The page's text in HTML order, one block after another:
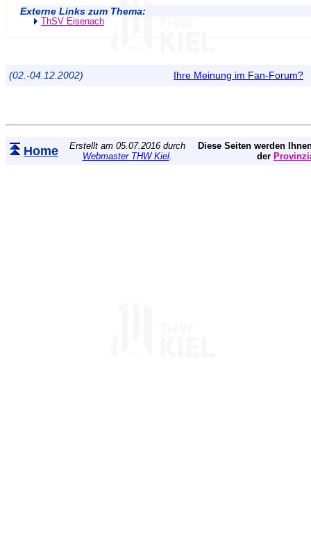
Externe Links zum Thema:
ThSV Eisenach
(02.-04.12.2002) Ihre Meinung im Fan-Forum?
Home
Erstellt am 05.07.2016 durch
Webmaster THW Kiel.
Diese Seiten werden
der